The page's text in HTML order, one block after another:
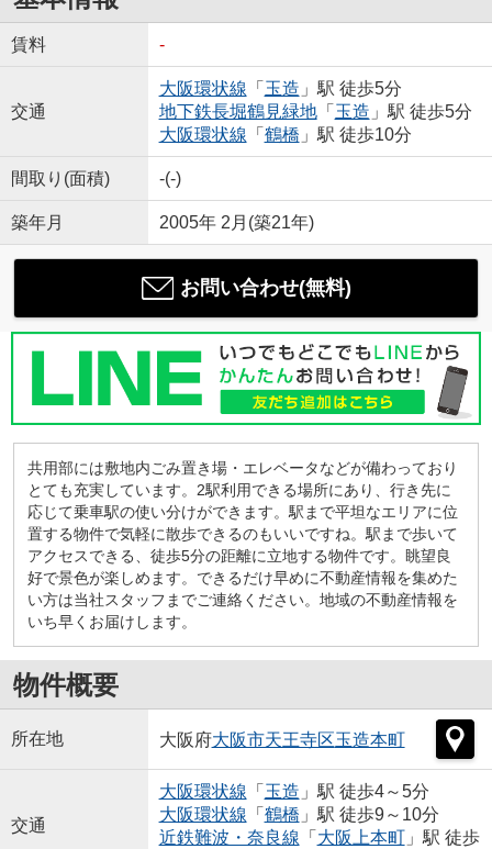
賃料 -
交通
大阪環状線 「 玉造 」駅 徒歩5分
地下鉄長堀鶴見緑地「 玉造 」駅 徒歩5分
大阪環状線 「 鶴橋 」駅 徒歩10分
間取り(面積) -(-)
築年月 2005年 2月(築21年)
お問い合わせ(無料)
共用部には敷地内ごみ置き場・エレベータなどが備わっており
とても充実しています。2駅利用できる場所にあり、行き先に
応じて乗車駅の使い分けができます。駅まで平坦なエリアに位
置する物件で気軽に散歩できるのもいいですね。駅まで歩いて
アクセスできる、徒歩5分の距離に立地する物件です。眺望良
好で景色が楽しめます。できるだけ早めに不動産情報を集めた
い方は当社スタッフまでご連絡ください。地域の不動産情報を
いち早くお届けします。
物件概要
所在地 大阪府大阪市天王寺区玉造本町
交通
大阪環状線 「 玉造 」駅 徒歩4～5分
大阪環状線 「 鶴橋 」駅 徒歩9～10分
近鉄難波・奈良線 「 大阪上本町」駅 徒歩